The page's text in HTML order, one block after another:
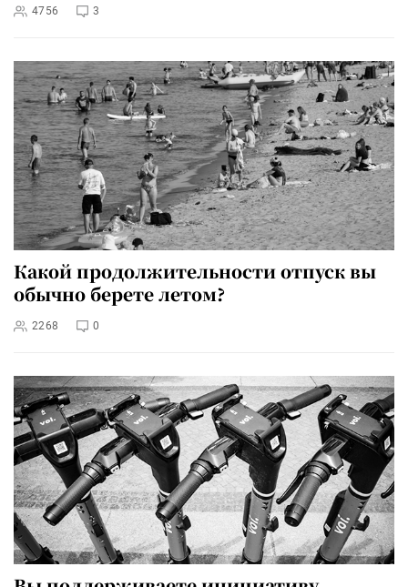
4756 3
Какой продолжительности отпуск вы
обычно берете летом?
2268 0